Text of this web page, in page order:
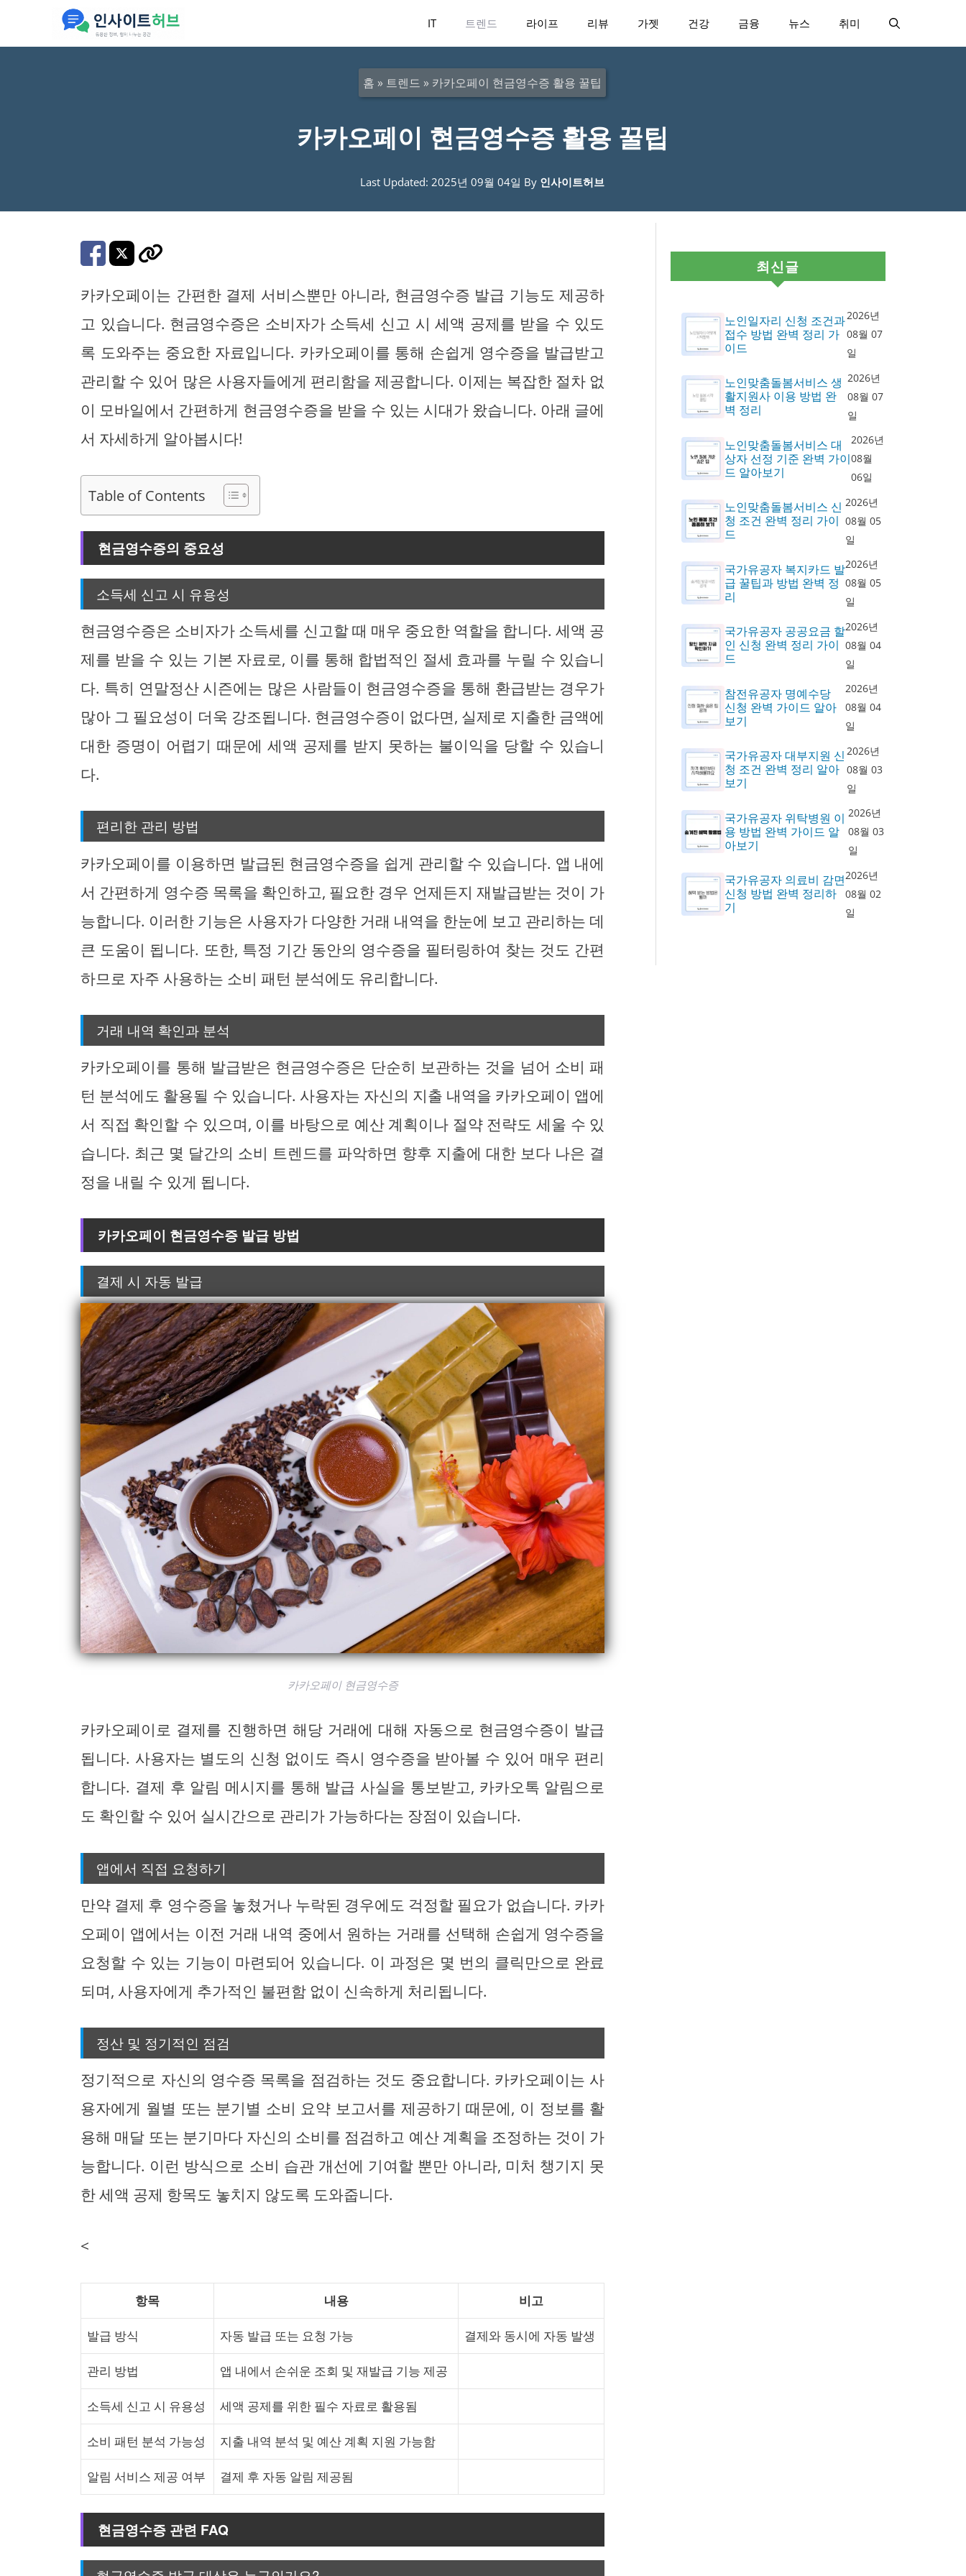
IT 트렌드 라이프 리뷰 가젯 건강 금융 뉴스 취미
홈 » 트렌드 » 카카오페이 현금영수증 활용 꿀팁
카카오페이 현금영수증 활용 꿀팁
Last Updated: 2025년 09월 04일 By 인사이트허브
카카오페이는 간편한 결제 서비스뿐만 아니라, 현금영수증 발급 기능도 제공하
고 있습니다. 현금영수증은 소비자가 소득세 신고 시 세액 공제를 받을 수 있도
록 도와주는 중요한 자료입니다. 카카오페이를 통해 손쉽게 영수증을 발급받고
관리할 수 있어 많은 사용자들에게 편리함을 제공합니다. 이제는 복잡한 절차 없
이 모바일에서 간편하게 현금영수증을 받을 수 있는 시대가 왔습니다. 아래 글에
서 자세하게 알아봅시다!
Table of Contents
현금영수증의 중요성
소득세 신고 시 유용성
현금영수증은 소비자가 소득세를 신고할 때 매우 중요한 역할을 합니다. 세액 공
제를 받을 수 있는 기본 자료로, 이를 통해 합법적인 절세 효과를 누릴 수 있습니
다. 특히 연말정산 시즌에는 많은 사람들이 현금영수증을 통해 환급받는 경우가
많아 그 필요성이 더욱 강조됩니다. 현금영수증이 없다면, 실제로 지출한 금액에
대한 증명이 어렵기 때문에 세액 공제를 받지 못하는 불이익을 당할 수 있습니
다.
편리한 관리 방법
카카오페이를 이용하면 발급된 현금영수증을 쉽게 관리할 수 있습니다. 앱 내에
서 간편하게 영수증 목록을 확인하고, 필요한 경우 언제든지 재발급받는 것이 가
능합니다. 이러한 기능은 사용자가 다양한 거래 내역을 한눈에 보고 관리하는 데
큰 도움이 됩니다. 또한, 특정 기간 동안의 영수증을 필터링하여 찾는 것도 간편
하므로 자주 사용하는 소비 패턴 분석에도 유리합니다.
거래 내역 확인과 분석
카카오페이를 통해 발급받은 현금영수증은 단순히 보관하는 것을 넘어 소비 패
턴 분석에도 활용될 수 있습니다. 사용자는 자신의 지출 내역을 카카오페이 앱에
서 직접 확인할 수 있으며, 이를 바탕으로 예산 계획이나 절약 전략도 세울 수 있
습니다. 최근 몇 달간의 소비 트렌드를 파악하면 향후 지출에 대한 보다 나은 결
정을 내릴 수 있게 됩니다.
카카오페이 현금영수증 발급 방법
결제 시 자동 발급
카카오페이 현금영수증
카카오페이로 결제를 진행하면 해당 거래에 대해 자동으로 현금영수증이 발급
됩니다. 사용자는 별도의 신청 없이도 즉시 영수증을 받아볼 수 있어 매우 편리
합니다. 결제 후 알림 메시지를 통해 발급 사실을 통보받고, 카카오톡 알림으로
도 확인할 수 있어 실시간으로 관리가 가능하다는 장점이 있습니다.
앱에서 직접 요청하기
만약 결제 후 영수증을 놓쳤거나 누락된 경우에도 걱정할 필요가 없습니다. 카카
오페이 앱에서는 이전 거래 내역 중에서 원하는 거래를 선택해 손쉽게 영수증을
요청할 수 있는 기능이 마련되어 있습니다. 이 과정은 몇 번의 클릭만으로 완료
되며, 사용자에게 추가적인 불편함 없이 신속하게 처리됩니다.
정산 및 정기적인 점검
정기적으로 자신의 영수증 목록을 점검하는 것도 중요합니다. 카카오페이는 사
용자에게 월별 또는 분기별 소비 요약 보고서를 제공하기 때문에, 이 정보를 활
용해 매달 또는 분기마다 자신의 소비를 점검하고 예산 계획을 조정하는 것이 가
능합니다. 이런 방식으로 소비 습관 개선에 기여할 뿐만 아니라, 미처 챙기지 못
한 세액 공제 항목도 놓치지 않도록 도와줍니다.
<
항목 내용 비고
발급 방식 자동 발급 또는 요청 가능 결제와 동시에 자동 발생
관리 방법 앱 내에서 손쉬운 조회 및 재발급 기능 제공
소득세 신고 시 유용성 세액 공제를 위한 필수 자료로 활용됨
소비 패턴 분석 가능성 지출 내역 분석 및 예산 계획 지원 가능함
알림 서비스 제공 여부 결제 후 자동 알림 제공됨
현금영수증 관련 FAQ
최신글
노인일자리 신청 조건과
접수 방법 완벽 정리 가
이드
2026년
08월 07
일
노인맞춤돌봄서비스 생
활지원사 이용 방법 완
벽 정리
2026년
08월 07
일
노인맞춤돌봄서비스 대
상자 선정 기준 완벽 가이
드 알아보기
2026년
08월
06일
노인맞춤돌봄서비스 신
청 조건 완벽 정리 가이
드
2026년
08월 05
일
국가유공자 복지카드 발
급 꿀팁과 방법 완벽 정
리
2026년
08월 05
일
국가유공자 공공요금 할
인 신청 완벽 정리 가이
드
2026년
08월 04
일
참전유공자 명예수당
신청 완벽 가이드 알아
보기
2026년
08월 04
일
국가유공자 대부지원 신
청 조건 완벽 정리 알아
보기
2026년
08월 03
일
국가유공자 위탁병원 이
용 방법 완벽 가이드 알
아보기
2026년
08월 03
일
국가유공자 의료비 감면
신청 방법 완벽 정리하
기
2026년
08월 02
일